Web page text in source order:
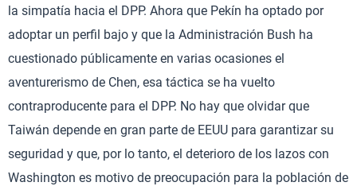
la simpatía hacia el DPP. Ahora que Pekín ha optado por
adoptar un perfil bajo y que la Administración Bush ha
cuestionado públicamente en varias ocasiones el
aventurerismo de Chen, esa táctica se ha vuelto
contraproducente para el DPP. No hay que olvidar que
Taiwán depende en gran parte de EEUU para garantizar su
seguridad y que, por lo tanto, el deterioro de los lazos con
Washington es motivo de preocupación para la población de